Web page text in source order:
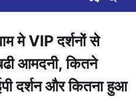
मे VIP दर्शनों से
आमदनी, कितने
दर्शन और कितना हुआ